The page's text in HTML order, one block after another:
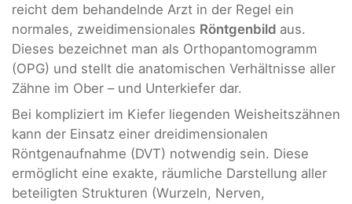
reicht dem behandelnde Arzt in der Regel ein
normales, zweidimensionales Röntgenbild aus.
Dieses bezeichnet man als Orthopantomogramm
(OPG) und stellt die anatomischen Verhältnisse aller
Zähne im Ober – und Unterkiefer dar.
Bei kompliziert im Kiefer liegenden Weisheitszähnen
kann der Einsatz einer dreidimensionalen
Röntgenaufnahme (DVT) notwendig sein. Diese
ermöglicht eine exakte, räumliche Darstellung aller
beteiligten Strukturen (Wurzeln, Nerven,